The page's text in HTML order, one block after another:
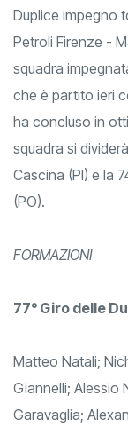
Duplice impegno
Petroli Firenze -
squadra
che è partito ieri
ha concluso in
squadra si
Cascina (PI) e la
(PO).
FORMAZIONI
77° Giro delle
Matteo Natali;
Giannelli; Alessio
Garavaglia;